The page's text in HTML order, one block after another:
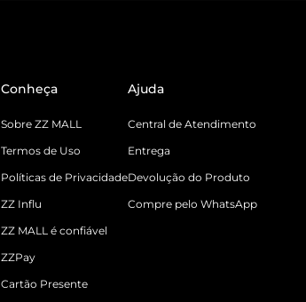
Conheça
Sobre ZZ MALL
Termos de Uso
Políticas de Privacidade
ZZ Influ
ZZ MALL é confiável
ZZPay
Cartão Presente
Ajuda
Central de Atendimento
Entrega
Devolução do Produto
Compre pelo WhatsApp